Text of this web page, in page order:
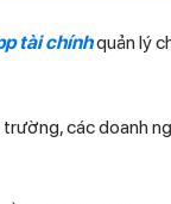
tài chínhquản lý
các doanh